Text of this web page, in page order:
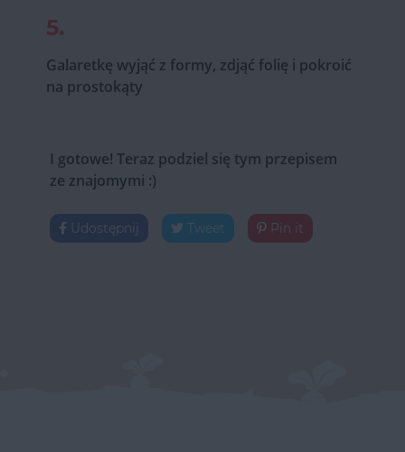
5.
Galaretkę wyjąć z formy, zdjąć folię i pokroić
na prostokąty
I gotowe! Teraz podziel się tym przepisem
ze znajomymi :)
Udostępnij Tweet Pin it